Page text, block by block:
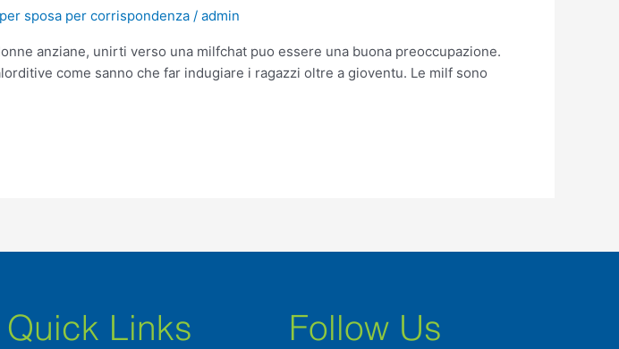
sposa per corrispondenza / admin
anziane, unirti verso una milfchat puo essere una buona preoccupazione.
come sanno che far indugiare i ragazzi oltre a gioventu. Le milf sono
Quick Links Follow Us